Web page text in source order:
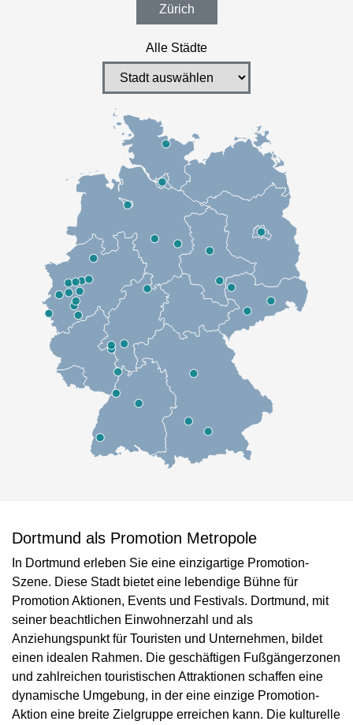
Zürich
Alle Städte
Dortmund als Promotion Metropole
In Dortmund erleben Sie eine einzigartige Promotion-
Szene. Diese Stadt bietet eine lebendige Bühne für
Promotion Aktionen, Events und Festivals. Dortmund, mit
seiner beachtlichen Einwohnerzahl und als
Anziehungspunkt für Touristen und Unternehmen, bildet
einen idealen Rahmen. Die geschäftigen Fußgängerzonen
und zahlreichen touristischen Attraktionen schaffen eine
dynamische Umgebung, in der eine einzige Promotion-
Aktion eine breite Zielgruppe erreichen kann. Die kulturelle